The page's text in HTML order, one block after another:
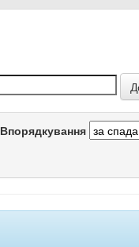
Впорядкування